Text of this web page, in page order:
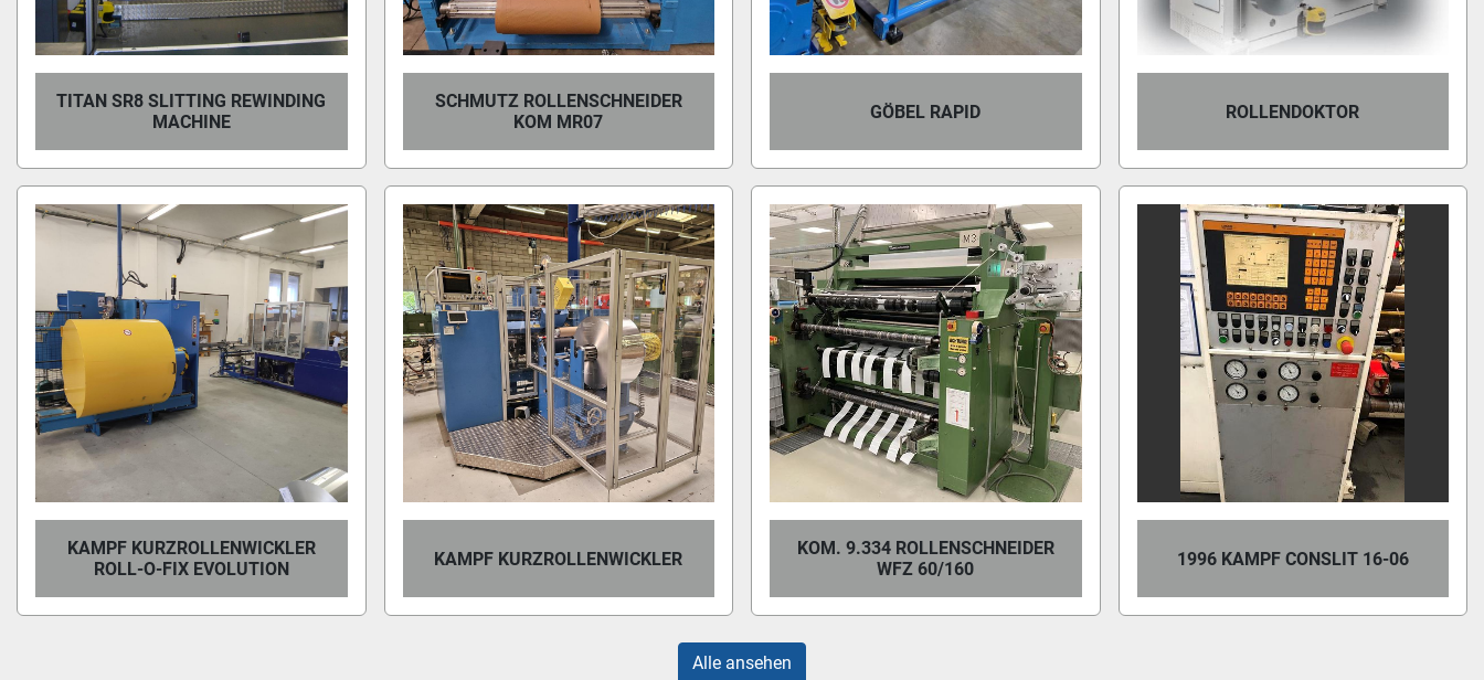
TITAN SR8 SLITTING REWINDING
MACHINE
SCHMUTZ ROLLENSCHNEIDER
KOM MR07
GÖBEL RAPID ROLLENDOKTOR
KAMPF KURZROLLENWICKLER
ROLL-O-FIX EVOLUTION
KAMPF KURZROLLENWICKLER
KOM. 9.334 ROLLENSCHNEIDER
WFZ 60/160
1996 KAMPF CONSLIT 16-06
Alle ansehen